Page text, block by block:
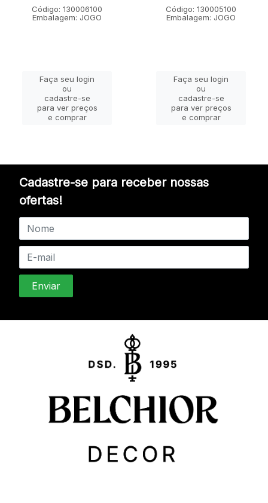
Código: 130006100
Embalagem: JOGO
Faça seu login
ou
cadastre-se
para ver preços
e comprar
Código: 130005100
Embalagem: JOGO
Faça seu login
ou
cadastre-se
para ver preços
e comprar
Cadastre-se para receber nossas
ofertas!